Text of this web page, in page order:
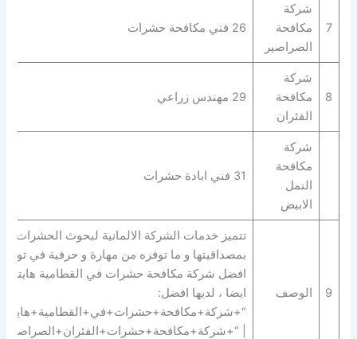
7
شركة
مكافحة
الصراصير
26 فني مكافحة حشرات
8
شركة
مكافحة
الفئران
29 مهندس زراعي
شركة
مكافحة
النمل
الابيض
31 فني ابادة حشرات
9 الوصف
تتميز خدمات الشركة الالمانية لبحوث الحشرات
بمصداقيتها و ما توفره من مهارة و حرفية في توفير
افضل شركة مكافحة حشرات في القطامية هايتس.
ايضا ، لديها افضل:
|